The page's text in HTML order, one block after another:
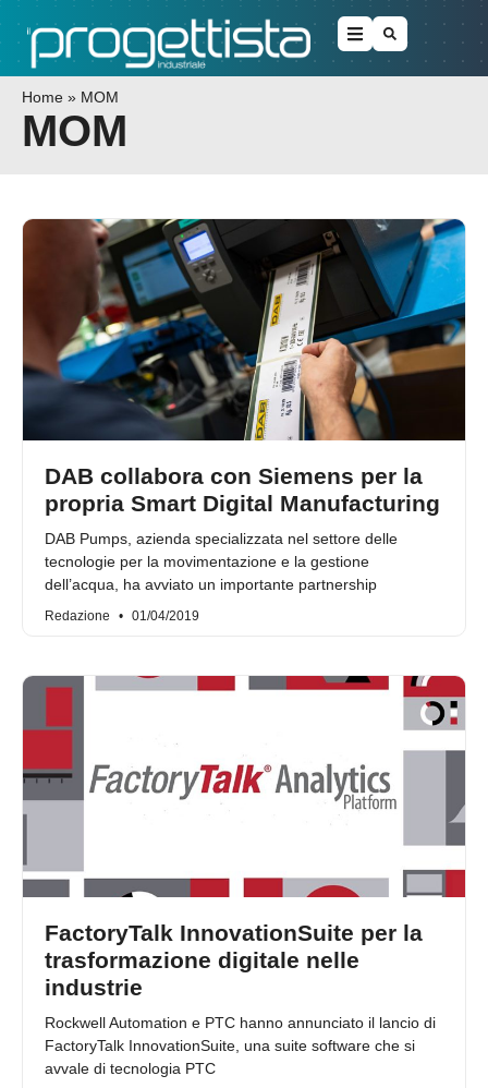
Home » MOM
MOM
DAB collabora con Siemens per la
propria Smart Digital Manufacturing
DAB Pumps, azienda specializzata nel settore delle
tecnologie per la movimentazione e la gestione
dell’acqua, ha avviato un importante partnership
Redazione 01/04/2019
FactoryTalk InnovationSuite per la
trasformazione digitale nelle
industrie
Rockwell Automation e PTC hanno annunciato il lancio di
FactoryTalk InnovationSuite, una suite software che si
avvale di tecnologia PTC